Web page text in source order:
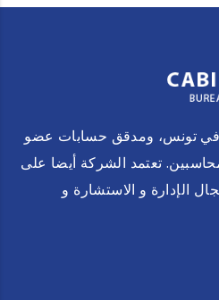
تونس، ومدقق حسابات عضو
تعتمد الشركة أيضا على
الإدارة و الاستشارة و